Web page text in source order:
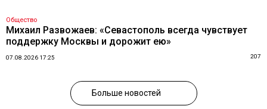
Общество
Михаил Развожаев: «Севастополь всегда чувствует
поддержку Москвы и дорожит ею»
07.08.2026 17:25 207
Больше новостей